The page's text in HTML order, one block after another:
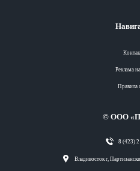
Реклама
Правила
© ООО
8 (423)
Владивосток г,